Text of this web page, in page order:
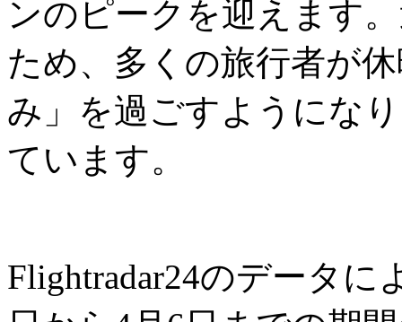
ンのピークを迎えます
ため、多くの旅行者が
み」を過ごすようにな
ています。
Flightradar24のデータに